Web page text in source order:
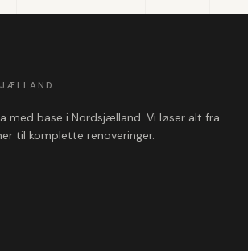
med base i Nordsjælland. Vi løser alt fra
til komplette renoveringer.